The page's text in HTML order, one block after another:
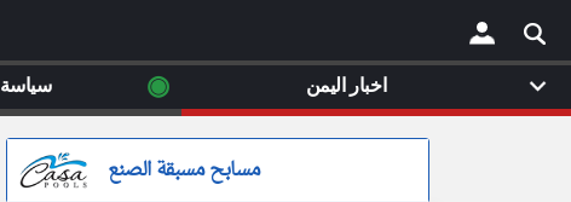
× مسابح مسبقة الصنع
اخبار اليمن ◉ سياسة